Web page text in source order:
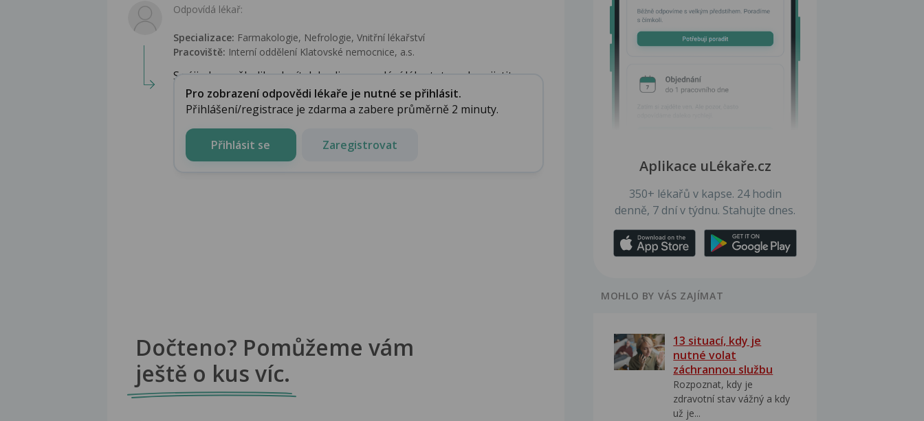
Odpovídá lékař:
Specializace: Farmakologie‎, Nefrologie, Vnitřní lékařství
Pracoviště: Interní oddělení Klatovské nemocnice, a.s.
S výjimkou několika desítek hodin po podání léku toto nelze zjistit. ...
Pro zobrazení odpovědi lékaře je nutné se přihlásit.
Přihlášení/registrace je zdarma a zabere průměrně 2 minuty.
Přihlásit se Zaregistrovat
Dočteno? Pomůžeme vám
ještě o kus víc.
Aplikace uLékaře.cz
350+ lékařů v kapse. 24 hodin
denně, 7 dní v týdnu. Stahujte dnes.
MOHLO BY VÁS ZAJÍMAT
13 situací, kdy je
nutné volat
záchrannou službu
Rozpoznat, kdy je
zdravotní stav vážný a kdy
už je...